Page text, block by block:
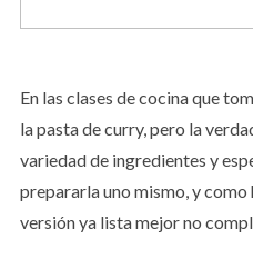
En las clases de cocina que
la pasta de curry, pero la
variedad de ingredientes y
prepararla uno mismo, y
versión ya lista mejor no